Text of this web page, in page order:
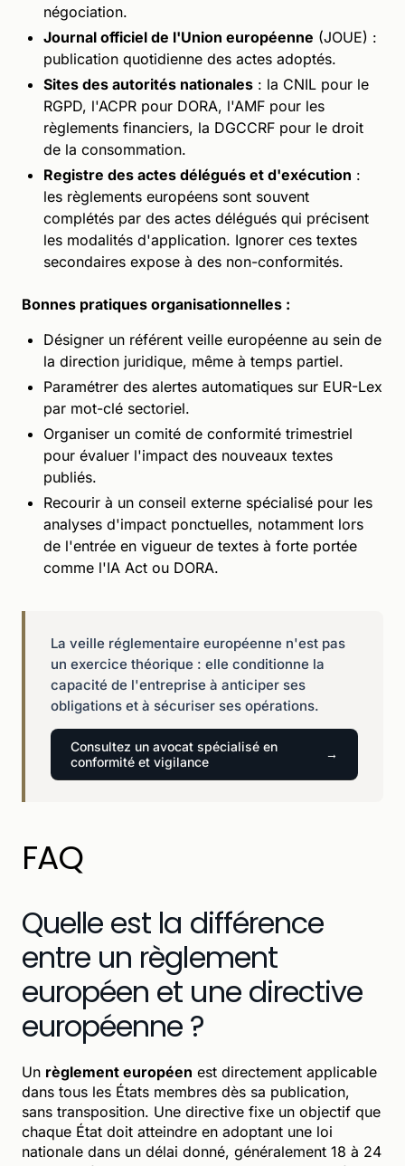
négociation.
Journal officiel de l'Union européenne (JOUE) :
publication quotidienne des actes adoptés.
Sites des autorités nationales : la CNIL pour le
RGPD, l'ACPR pour DORA, l'AMF pour les
règlements financiers, la DGCCRF pour le droit
de la consommation.
Registre des actes délégués et d'exécution :
les règlements européens sont souvent
complétés par des actes délégués qui précisent
les modalités d'application. Ignorer ces textes
secondaires expose à des non-conformités.
Bonnes pratiques organisationnelles :
Désigner un référent veille européenne au sein de
la direction juridique, même à temps partiel.
Paramétrer des alertes automatiques sur EUR-Lex
par mot-clé sectoriel.
Organiser un comité de conformité trimestriel
pour évaluer l'impact des nouveaux textes
publiés.
Recourir à un conseil externe spécialisé pour les
analyses d'impact ponctuelles, notamment lors
de l'entrée en vigueur de textes à forte portée
comme l'IA Act ou DORA.
La veille réglementaire européenne n'est pas
un exercice théorique : elle conditionne la
capacité de l'entreprise à anticiper ses
obligations et à sécuriser ses opérations.
Consultez un avocat spécialisé en
conformité et vigilance
FAQ
Quelle est la différence
entre un règlement
européen et une directive
européenne ?
Un règlement européen est directement applicable
dans tous les États membres dès sa publication,
sans transposition. Une directive fixe un objectif que
chaque État doit atteindre en adoptant une loi
nationale dans un délai donné, généralement 18 à 24